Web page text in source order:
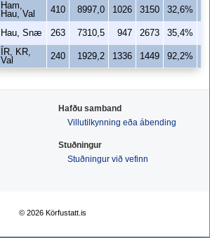
Ham,
Hau, Val
410 8997,0 1026 3150 32,6%
Hau, Snæ 263 7310,5 947 2673 35,4%
ÍR, KR,
Val
240 1929,2 1336 1449 92,2%
Hafðu samband
Villutilkynning eða ábending
Stuðningur
Stuðningur við vefinn
© 2026 Körfustatt.is